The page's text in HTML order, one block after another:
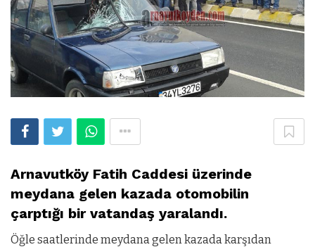
Arnavutköy Fatih Caddesi üzerinde
meydana gelen kazada otomobilin
çarptığı bir vatandaş yaralandı.
Öğle saatlerinde meydana gelen kazada karşıdan